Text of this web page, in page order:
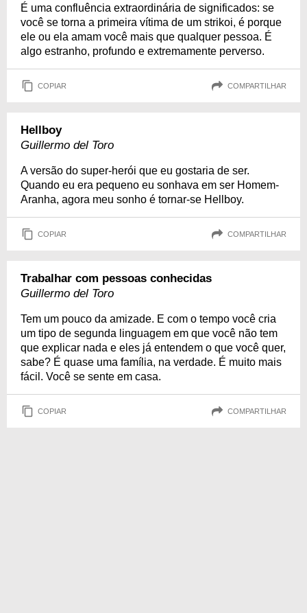
É uma confluência extraordinária de significados: se
você se torna a primeira vítima de um strikoi, é porque
ele ou ela amam você mais que qualquer pessoa. É
algo estranho, profundo e extremamente perverso.
COPIAR COMPARTILHAR
Hellboy
Guillermo del Toro
A versão do super-herói que eu gostaria de ser.
Quando eu era pequeno eu sonhava em ser Homem-
Aranha, agora meu sonho é tornar-se Hellboy.
COPIAR COMPARTILHAR
Trabalhar com pessoas conhecidas
Guillermo del Toro
Tem um pouco da amizade. E com o tempo você cria
um tipo de segunda linguagem em que você não tem
que explicar nada e eles já entendem o que você quer,
sabe? É quase uma família, na verdade. É muito mais
fácil. Você se sente em casa.
COPIAR COMPARTILHAR